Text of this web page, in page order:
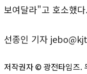
보여달라"고 호소했다.
선종인 기자
저작권자 ©광전타임즈.